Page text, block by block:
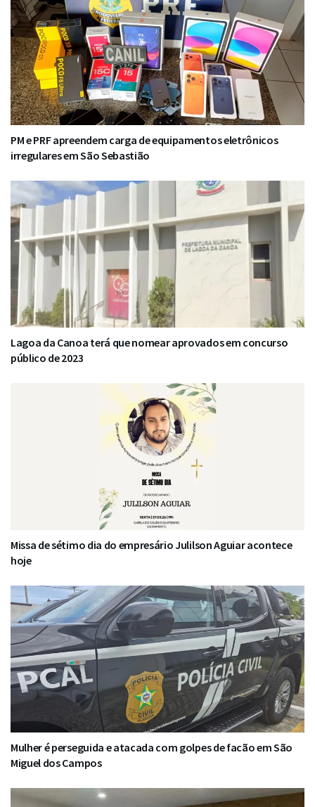
PM e PRF apreendem carga de equipamentos eletrônicos
irregulares em São Sebastião
Lagoa da Canoa terá que nomear aprovados em concurso
público de 2023
Missa de sétimo dia do empresário Julilson Aguiar acontece
hoje
Mulher é perseguida e atacada com golpes de facão em São
Miguel dos Campos